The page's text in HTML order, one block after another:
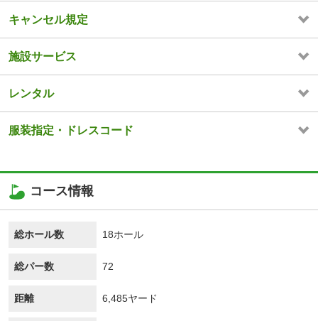
キャンセル規定
施設サービス
レンタル
服装指定・ドレスコード
コース情報
総ホール数 18ホール
総パー数 72
距離 6,485ヤード